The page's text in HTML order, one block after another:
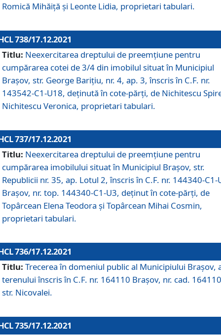
Romică Mihăiță și Leonte Lidia, proprietari tabulari.
738/17.12.2021
Titlu: Neexercitarea dreptului de preemţiune pentru
cumpărarea cotei de 3/4 din imobilul situat în Municipiul
Braşov, str. George Barițiu, nr. 4, ap. 3, înscris în C.F. nr.
143542-C1-U18, deținută în cote-părți, de Nichitescu
Nichitescu Veronica, proprietari tabulari.
737/17.12.2021
Titlu: Neexercitarea dreptului de preemţiune pentru
cumpărarea imobilului situat în Municipiul Braşov, str.
Republicii nr. 35, ap. Lotul 2, înscris în C.F. nr. 144340-C1-
Brașov, nr. top. 144340-C1-U3, deținut în cote-părți, de
Topârcean Elena Teodora și Topârcean Mihai Cosmin,
proprietari tabulari.
736/17.12.2021
Titlu: Trecerea în domeniul public al Municipiului Braşov,
terenului înscris în C.F. nr. 164110 Brașov, nr. cad.
str. Nicovalei.
735/17.12.2021